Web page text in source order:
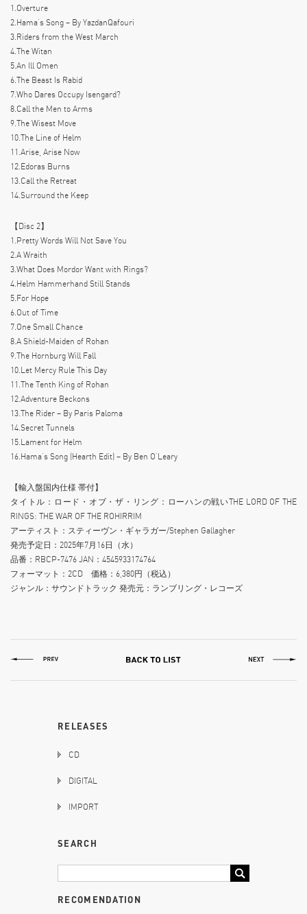
1.Overture
2.Hama’s Song – By YazdanQafouri
3.Riders from the West March
4.The Witan
5.An Ill Omen
6.The Beast Is Rabid
7.Who Dares Occupy Isengard?
8.Call the Men to Arms
9.The Wisest Move
10.The Line of Helm
11.Arise, Arise Now
12.Edoras Burns
13.Call the Retreat
14.Surround the Keep
【Disc 2】
1.Pretty Words Will Not Save You
2.A Wraith
3.What Does Mordor Want with Rings?
4.Helm Hammerhand Still Stands
5.For Hope
6.Out of Time
7.One Small Chance
8.A Shield-Maiden of Rohan
9.The Hornburg Will Fall
10.Let Mercy Rule This Day
11.The Tenth King of Rohan
12.Adventure Beckons
13.The Rider – By Paris Paloma
14.Secret Tunnels
15.Lament for Helm
16.Hama’s Song (Hearth Edit) – By Ben O’Leary
【輸入盤国内仕様 帯付】
タイトル：ロード・オブ・ザ・リング：ローハンの戦いTHE LORD OF THE
RINGS: THE WAR OF THE ROHIRRIM
アーティスト：スティーヴン・ギャラガー/Stephen Gallagher
発売予定日：2025年7月16日（水）
品番：RBCP-7476 JAN：4545933174764
フォーマット：2CD 価格：6,380円（税込）
ジャンル：サウンドトラック 発売元：ランブリング・レコーズ
RELEASES
CD
DIGITAL
IMPORT
SEARCH
RECOMENDATION